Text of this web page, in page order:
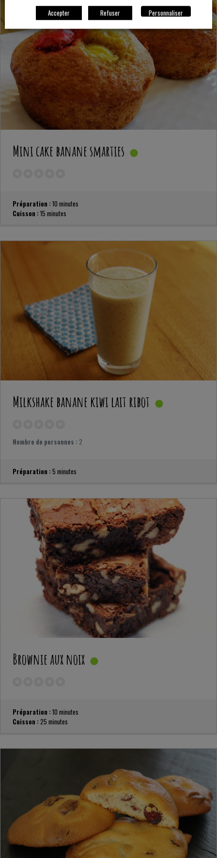
Mini cake banane smarties
Préparation : 10 minutes
Cuisson : 15 minutes
Milkshake banane kiwi lait ribot
Nombre de personnes : 2
Préparation : 5 minutes
Brownie aux noix
Préparation : 10 minutes
Cuisson : 25 minutes
Accepter Refuser Personnaliser